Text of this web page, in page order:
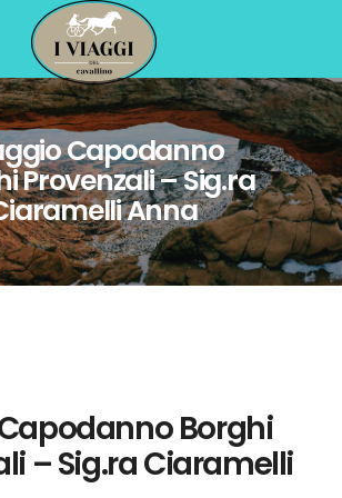
Capodanno
Provenzali – Sig.ra
Anna
Borghi
– Sig.ra Ciaramelli